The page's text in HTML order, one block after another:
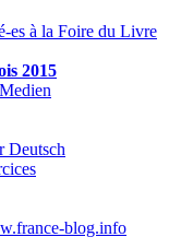
es à la Foire du Livre
2015
Deutsch
blog.info